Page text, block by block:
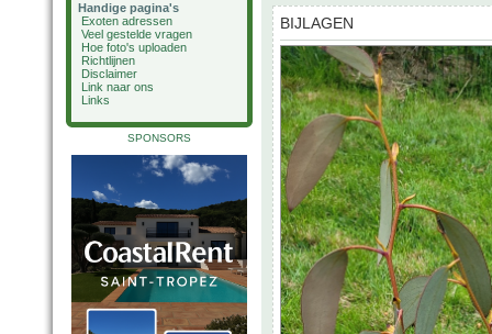
Handige pagina's
Exoten adressen
Veel gestelde vragen
Hoe foto's uploaden
Richtlijnen
Disclaimer
Link naar ons
Links
SPONSORS
BIJLAGEN